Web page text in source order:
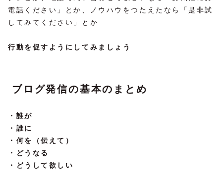
電話ください」とか、ノウハウをつたえたなら「是非試
してみてください」とか
行動を促すようにしてみましょう
ブログ発信の基本のまとめ
・誰が
・誰に
・何を（伝えて）
・どうなる
・どうして欲しい